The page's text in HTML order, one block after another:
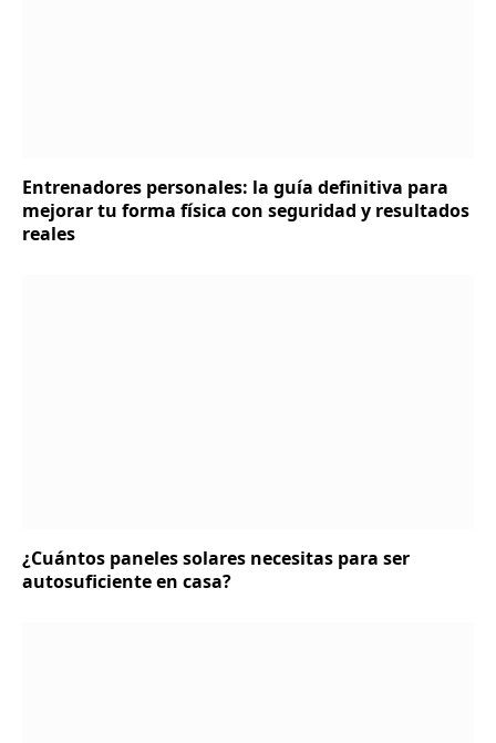
Entrenadores personales: la guía definitiva para
mejorar tu forma física con seguridad y resultados
reales
¿Cuántos paneles solares necesitas para ser
autosuficiente en casa?